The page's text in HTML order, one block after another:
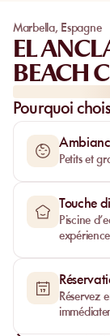
Marbella, Espagne
EL
BEACH
Pourquoi
Petits et
Touche
Piscine
Réservez